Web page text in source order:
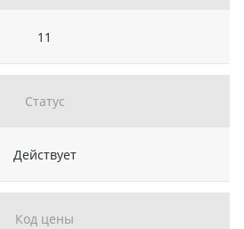
11
Статус
Действует
Код цены